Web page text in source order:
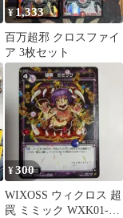
¥ 1,333
百万超邪 クロスファイ
ア 3枚セット
¥300
WIXOSS ウィクロス 超
罠 ミミック WXK01-